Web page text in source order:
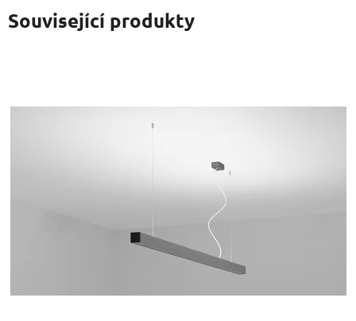
Související produkty